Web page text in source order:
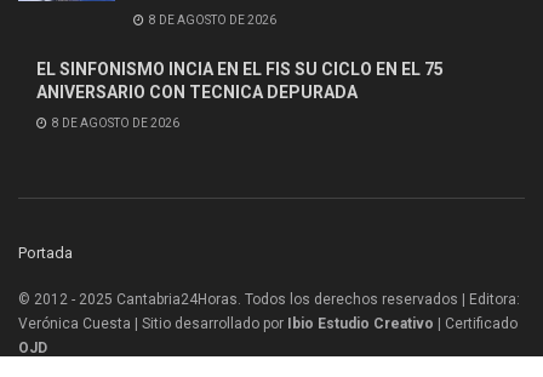
8 DE AGOSTO DE 2026
EL SINFONISMO INCIA EN EL FIS SU CICLO EN EL 75
ANIVERSARIO CON TECNICA DEPURADA
8 DE AGOSTO DE 2026
Portada
© 2012 - 2025 Cantabria24Horas. Todos los derechos reservados | Editora:
Verónica Cuesta | Sitio desarrollado por
Ibio Estudio Creativo |
Certificado
OJD